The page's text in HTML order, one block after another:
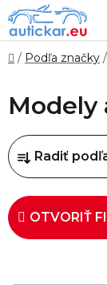
Prejsť
na
obsah
Domov
/ Podľa značky /
Modely
R
a
d
e
n
Radiť
OTVORIŤ